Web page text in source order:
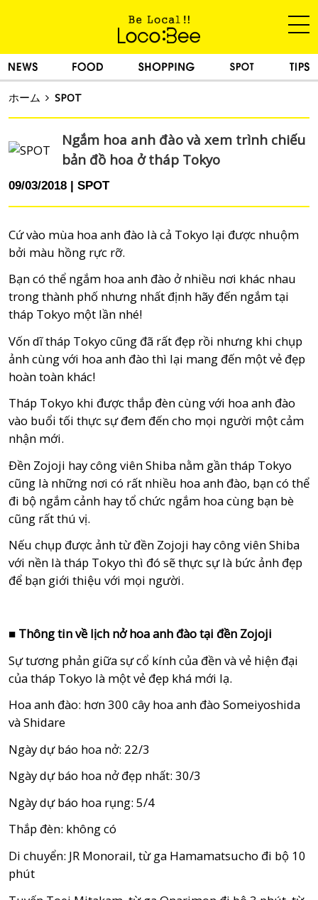
ホーム SPOT
Ngắm hoa anh đào và xem trình chiếu
bản đồ hoa ở tháp Tokyo
09/03/2018 SPOT
Cứ vào mùa hoa anh đào là cả Tokyo lại được nhuộm
bởi màu hồng rực rỡ.
Bạn có thể ngắm hoa anh đào ở nhiều nơi khác nhau
trong thành phố nhưng nhất định hãy đến ngắm tại
tháp Tokyo một lần nhé!
Vốn dĩ tháp Tokyo cũng đã rất đẹp rồi nhưng khi chụp
ảnh cùng với hoa anh đào thì lại mang đến một vẻ đẹp
hoàn toàn khác!
Tháp Tokyo khi được thắp đèn cùng với hoa anh đào
vào buổi tối thực sự đem đến cho mọi người một cảm
nhận mới.
Đền Zojoji hay công viên Shiba nằm gần tháp Tokyo
cũng là những nơi có rất nhiều hoa anh đào, bạn có thể
đi bộ ngắm cảnh hay tổ chức ngắm hoa cùng bạn bè
cũng rất thú vị.
Nếu chụp được ảnh từ đền Zojoji hay công viên Shiba
với nền là tháp Tokyo thì đó sẽ thực sự là bức ảnh đẹp
để bạn giới thiệu với mọi người.
■ Thông tin về lịch nở hoa anh đào tại đền Zojoji
Sự tương phản giữa sự cổ kính của đền và vẻ hiện đại
của tháp Tokyo là một vẻ đẹp khá mới lạ.
Hoa anh đào: hơn 300 cây hoa anh đào Someiyoshida
và Shidare
Ngày dự báo hoa nở: 22/3
Ngày dự báo hoa nở đẹp nhất: 30/3
Ngày dự báo hoa rụng: 5/4
Thắp đèn: không có
Di chuyển: JR Monorail, từ ga Hamamatsucho đi bộ 10
phút